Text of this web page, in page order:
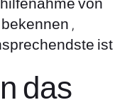
von
,
ist
das